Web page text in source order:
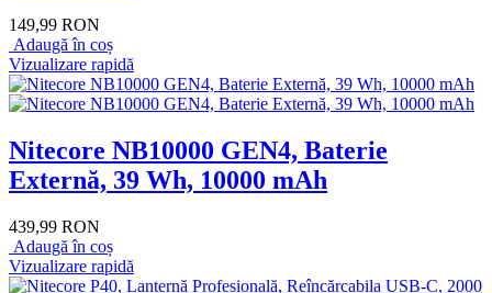
149,99 RON
Adaugă în coș
Vizualizare rapidă
Nitecore NB10000 GEN4, Baterie
Externă, 39 Wh, 10000 mAh
439,99 RON
Adaugă în coș
Vizualizare rapidă